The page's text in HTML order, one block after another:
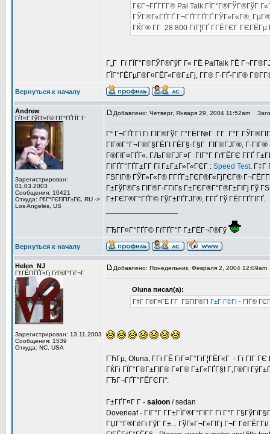
Г€Г¬ГҐГ­Г­Г® Pal Talk ГЇГ°Г®ГЎГ®ГўГ
ГЎГ®Г«ГҐГҐ Г¬ГҐГ­ГҐГҐ ГЎГ»Г«Г®,
ГЌГ® Г­Г 28 800 ГіГ¦ГҐ Г­ГЁГЄГ ГЄГЁГµ
Г„Г Гї ГЇГ°Г®ГЎГ®ГўГ Г« ГЁ PalTalk ГЁ
ГЇГ°ГЁГµГ®Г¤ГЁГ«Г®Г±Гј, Г­Г® Г·ГҐ-ГІГ®
Вернуться к началу
Andrew
ГѓГ«Г ГўГ­Г»Г© ГІГ°ГҐГЇГ Г·
Зарегистрирован:
01.03.2003
Сообщения: 10421
Откуда: Г€Г°ГЄГіГІГ±ГЄ, RU ->
Los Angeles, US
Добавлено: Четверг, Января 29, 2004 11:52am
Г“ Г¬ГҐГ­Гї Гі ГІГ®ГўГ Г°ГЁГ№Г Г­Г Г°Г
ГІГ®Г°Г¬Г®Г§ГЁГІ ГЁГ§-Г§Г ГІГ®ГЈГ®,
Г®ГІГ¤ГҐГ«. ГЉГ®ГЈГ¤Г ГІГ°Г ГґГЁГЄ Г­ГҐ
ГІГҐГ°ГҐГ±Г­Г Гї Г±Г±Г»Г«ГЄГ : Speed Test. Г‡Г
ГЅГІГ® ГЎГ»Г«Г® Г­ГҐГ±ГЄГ®Г«ГјГЄГ®
Г±ГўГ®Гѕ ГІГ®Г·Г­ГіГѕ Г±ГЄГ®Г°Г®Г±ГІГј Гў
Г±ГЄГ®Г°ГҐГ© ГўГ±ГҐГЈГ®, Г­ГҐ Гў ГЁГ­ГҐГІГҐ.
ГЂГ­Г¤Г°ГҐГ© ГѓГҐГ°Г Г±ГЁГ¬Г®Гў
Вернуться к началу
Helen_NJ
Г†ГЁГІГҐГ«Гј ГґГ®Г°ГіГ¬Г
Зарегистрирован: 13.11.2003
Сообщения: 1539
Откуда: NC, USA
Добавлено: Понедельник, Февраля 2, 2004 12:09am
Oluna писал(а):
Г‡Г Г©Г¤ГЁ Г­Г ГЅГІГ®ГІ Г±Г Г©ГІ - ГЇГ®
ГЋГµ, Oluna, Г­Гі ГЁ ГіГ¤Г°ГіГ¦ГЁГ«Г - Гї ГІГ
ГЌГі ГЇГ°Г®Г±ГІГ® Г¤Г® Г±Г«ГҐГ§! Г‚Г®ГІ
ГЂГ¬ГҐГ°ГЁГЄГі":
Г±ГҐГ¤Г Г­ - saloon / sedan
Doverieaf - ГІГ°Г Г­Г±ГЇГ®Г°ГІГ­Г Гї Г°Г
ГЏГ°Г®ГёГі ГўГ Г±... ГўГ»Г¬Г»ГІГј Г¬Г